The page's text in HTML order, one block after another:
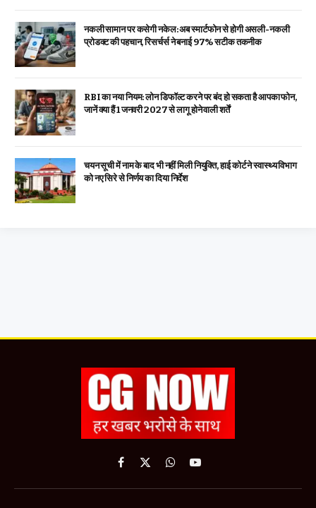
नकली सामान पर कसेगी नकेल: अब स्मार्टफोन से होगी असली-नकली
प्रोडक्ट की पहचान, रिसर्चर्स ने बनाई 97% सटीक तकनीक
RBI का नया नियम: लोन डिफॉल्ट करने पर बंद हो सकता है आपका फोन,
जानें क्या हैं 1 जनवरी 2027 से लागू होने वाली शर्तें
चयन सूची में नाम के बाद भी नहीं मिली नियुक्ति, हाई कोर्ट ने स्वास्थ्य विभाग
को नए सिरे से निर्णय का दिया निर्देश
Facebook
X
WhatsApp
YouTube